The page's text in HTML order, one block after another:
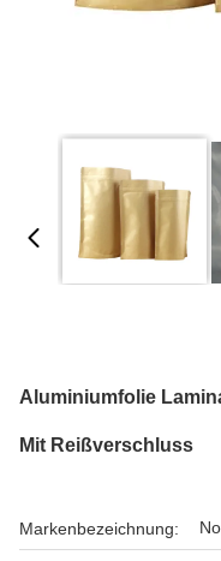
Aluminiumfolie
Mit Reißverschluss
Markenbezeichnung: